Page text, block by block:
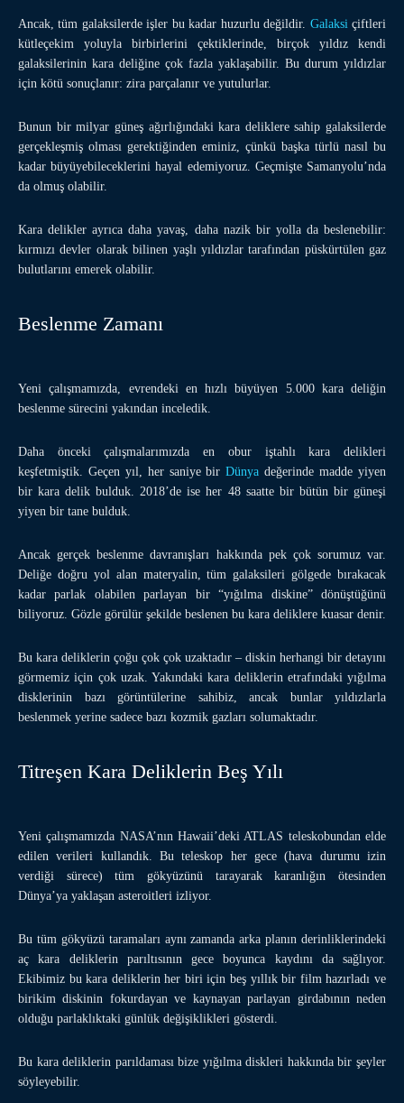
Ancak, tüm galaksilerde işler bu kadar huzurlu değildir. Galaksiçiftleri
kütleçekim yoluyla birbirlerini çektiklerinde, birçok yıldız kendi
galaksilerinin kara deliğine çok fazla yaklaşabilir. Bu durum yıldızlar
için kötü sonuçlanır: zira parçalanır ve yutulurlar.
Bunun bir milyar güneş ağırlığındaki kara deliklere sahip galaksilerde
gerçekleşmiş olması gerektiğinden eminiz, çünkü başka türlü nasıl bu
kadar büyüyebileceklerini hayal edemiyoruz. Geçmişte Samanyolu’nda
da olmuş olabilir.
Kara delikler ayrıca daha yavaş, daha nazik bir yolla da beslenebilir:
kırmızı devler olarak bilinen yaşlı yıldızlar tarafından püskürtülen gaz
bulutlarını emerek olabilir.
Beslenme Zamanı
Yeni çalışmamızda, evrendeki en hızlı büyüyen 5.000 kara deliğin
beslenme sürecini yakından inceledik.
Daha önceki çalışmalarımızda en obur iştahlı kara delikleri
keşfetmiştik. Geçen yıl, her saniye birDünya değerinde madde yiyen
bir kara delik bulduk. 2018’de ise her 48 saatte bir bütün bir güneşi
yiyen bir tane bulduk.
Ancak gerçek beslenme davranışları hakkında pek çok sorumuz var.
Deliğe doğru yol alan materyalin, tüm galaksileri gölgede bırakacak
kadar parlak olabilen parlayan bir “yığılma diskine” dönüştüğünü
biliyoruz. Gözle görülür şekilde beslenen bu kara deliklere kuasar denir.
Bu kara deliklerin çoğu çok çok uzaktadır – diskin herhangi bir detayını
görmemiz için çok uzak. Yakındaki kara deliklerin etrafındaki yığılma
disklerinin bazı görüntülerine sahibiz, ancak bunlar yıldızlarla
beslenmek yerine sadece bazı kozmik gazları solumaktadır.
Titreşen Kara Deliklerin Beş Yılı
Yeni çalışmamızda NASA’nın Hawaii’deki ATLAS teleskobundan elde
edilen verileri kullandık. Bu teleskop her gece (hava durumu izin
verdiği sürece) tüm gökyüzünü tarayarak karanlığın ötesinden
Dünya’ya yaklaşan asteroitleri izliyor.
Bu tüm gökyüzü taramaları aynı zamanda arka planın derinliklerindeki
aç kara deliklerin parıltısının gece boyunca kaydını da sağlıyor.
Ekibimiz bu kara deliklerin her biri için beş yıllık bir film hazırladı ve
birikim diskinin fokurdayan ve kaynayan parlayan girdabının neden
olduğu parlaklıktaki günlük değişiklikleri gösterdi.
Bu kara deliklerin parıldaması bize yığılma diskleri hakkında bir şeyler
söyleyebilir.